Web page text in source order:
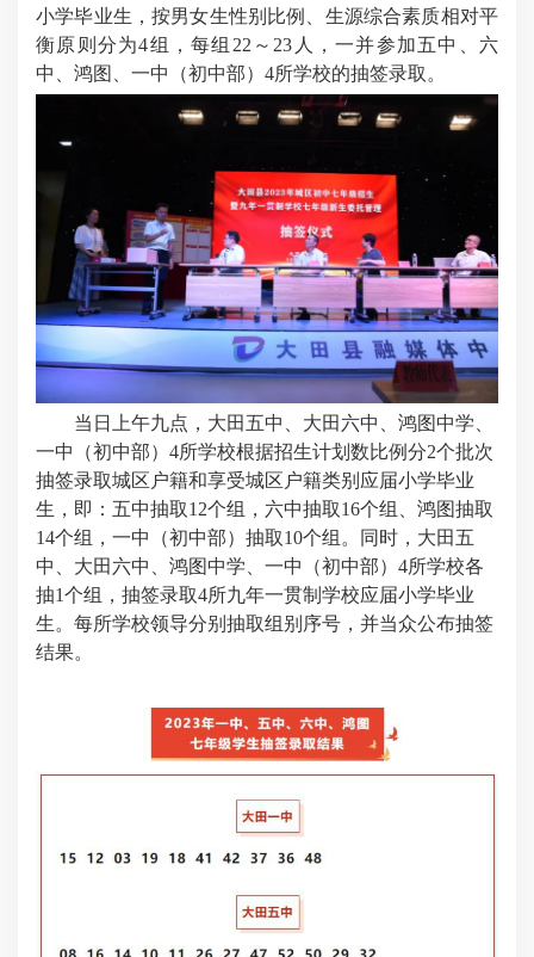
小学毕业生，按男女生性别比例、生源综合素质相对平
衡原则分为4组，每组22～23人，一并参加五中、六
中、鸿图、 一中（初中部） 4所学校的抽签录取。
当日上午九点，大田五中、大田六中、鸿图中学、
一中（初中部）4所学校根据招生计划数比例分2个批次
抽签录取城区户籍和享受城区户籍类别应届小学毕业
生， 即：五中抽取12个组，六中抽取16个组、鸿图抽取
14个组， 一中（初中部）抽取10个组。同时， 大田五
中、大田六中、鸿图中学、 一中（初中部） 4所学校各
抽1个组，抽签录取4所九年一贯制学校应届小学毕业
生。每所学校领导分别抽取组别序号，并当众公布抽签
结果。